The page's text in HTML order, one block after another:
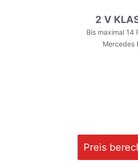
2 V
Bis maximal 14
Mercedes
Preis